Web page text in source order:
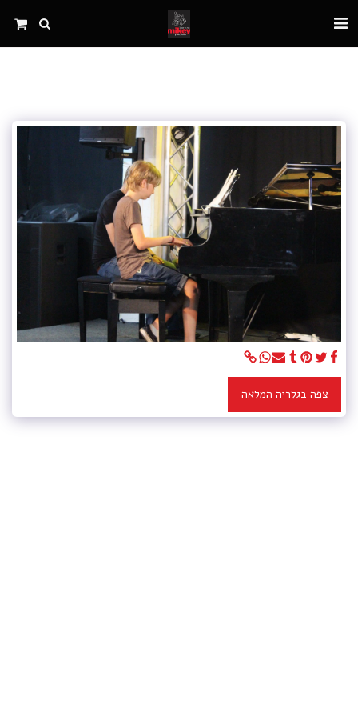
צפה בגלריה המלאה